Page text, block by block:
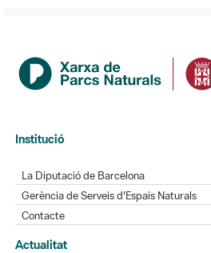
Institució
La Diputació de Barcelona
Gerència de Serveis d'Espais Naturals
Contacte
Actualitat